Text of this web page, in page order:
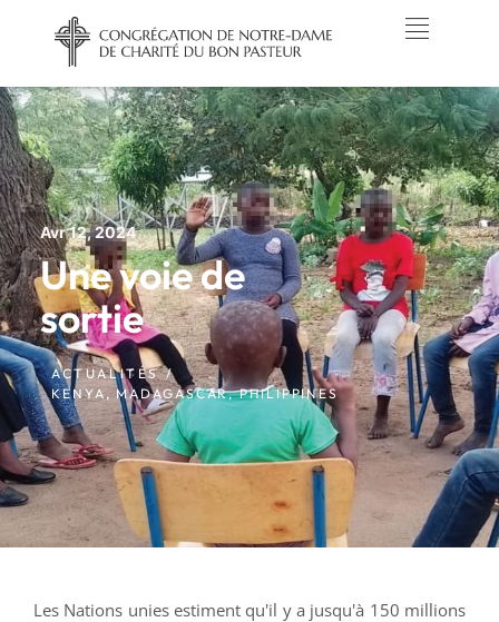
Avr 12, 2024
Une voie de
sortie
ACTUALITÉS /
KENYA,MADAGASCAR,PHILIPPINES
Les Nations unies estiment qu'il y a jusqu'à 150 millions